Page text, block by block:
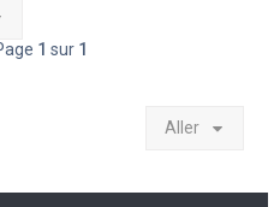
1 sur 1
Aller